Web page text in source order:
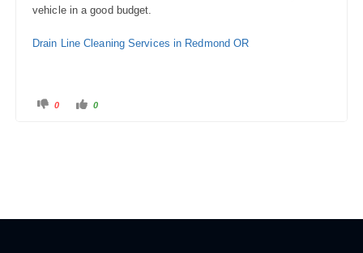
vehicle in a good budget.
Drain Line Cleaning Services in Redmond OR
0 0